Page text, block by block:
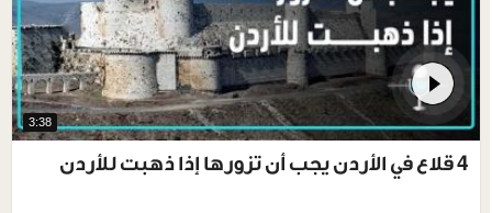
3:38
4 قلاع في الأردن يجب أن تزورها إذا ذهبت للأردن